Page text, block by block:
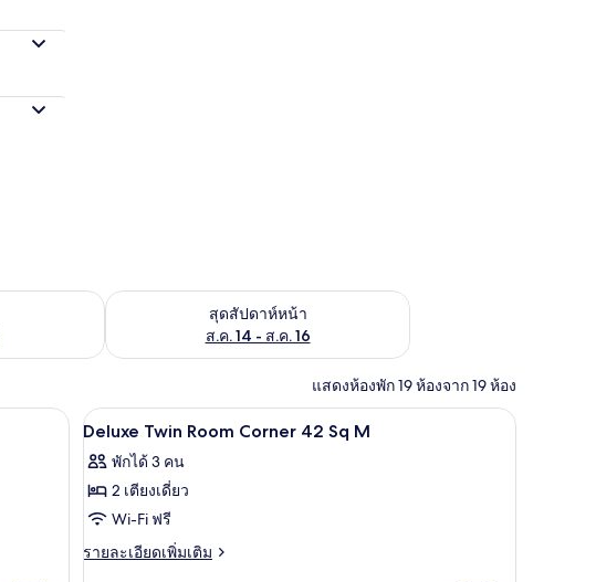
ในสุดสัปดาห์นี้ ส.ค. 7 - ส.ค. 9สุดสัปดาห์หน้า
ส.ค. 14 - ส.ค. 16
ตรวจสอบจำนวนห้องพักว่างในสุดสัปดาห์หน้า ส.ค. 14 - ส.ค. 16
แสดงห้องพัก 19 ห้องจาก 19 ห้อง
เปิด
ภาพถ่าย
ทั้งหมด
ของ
Deluxe
1 ห้องนอน, เครื่องนอนระดับพรีเมียม, ผ้านวม
1
Deluxe Twin Room Corner 42 Sq M
พักได้ 3 คน
2 เตียงเดี่ยว
Wi-Fi ฟรี
รายละเอียดเพิ่มเติม
ราย